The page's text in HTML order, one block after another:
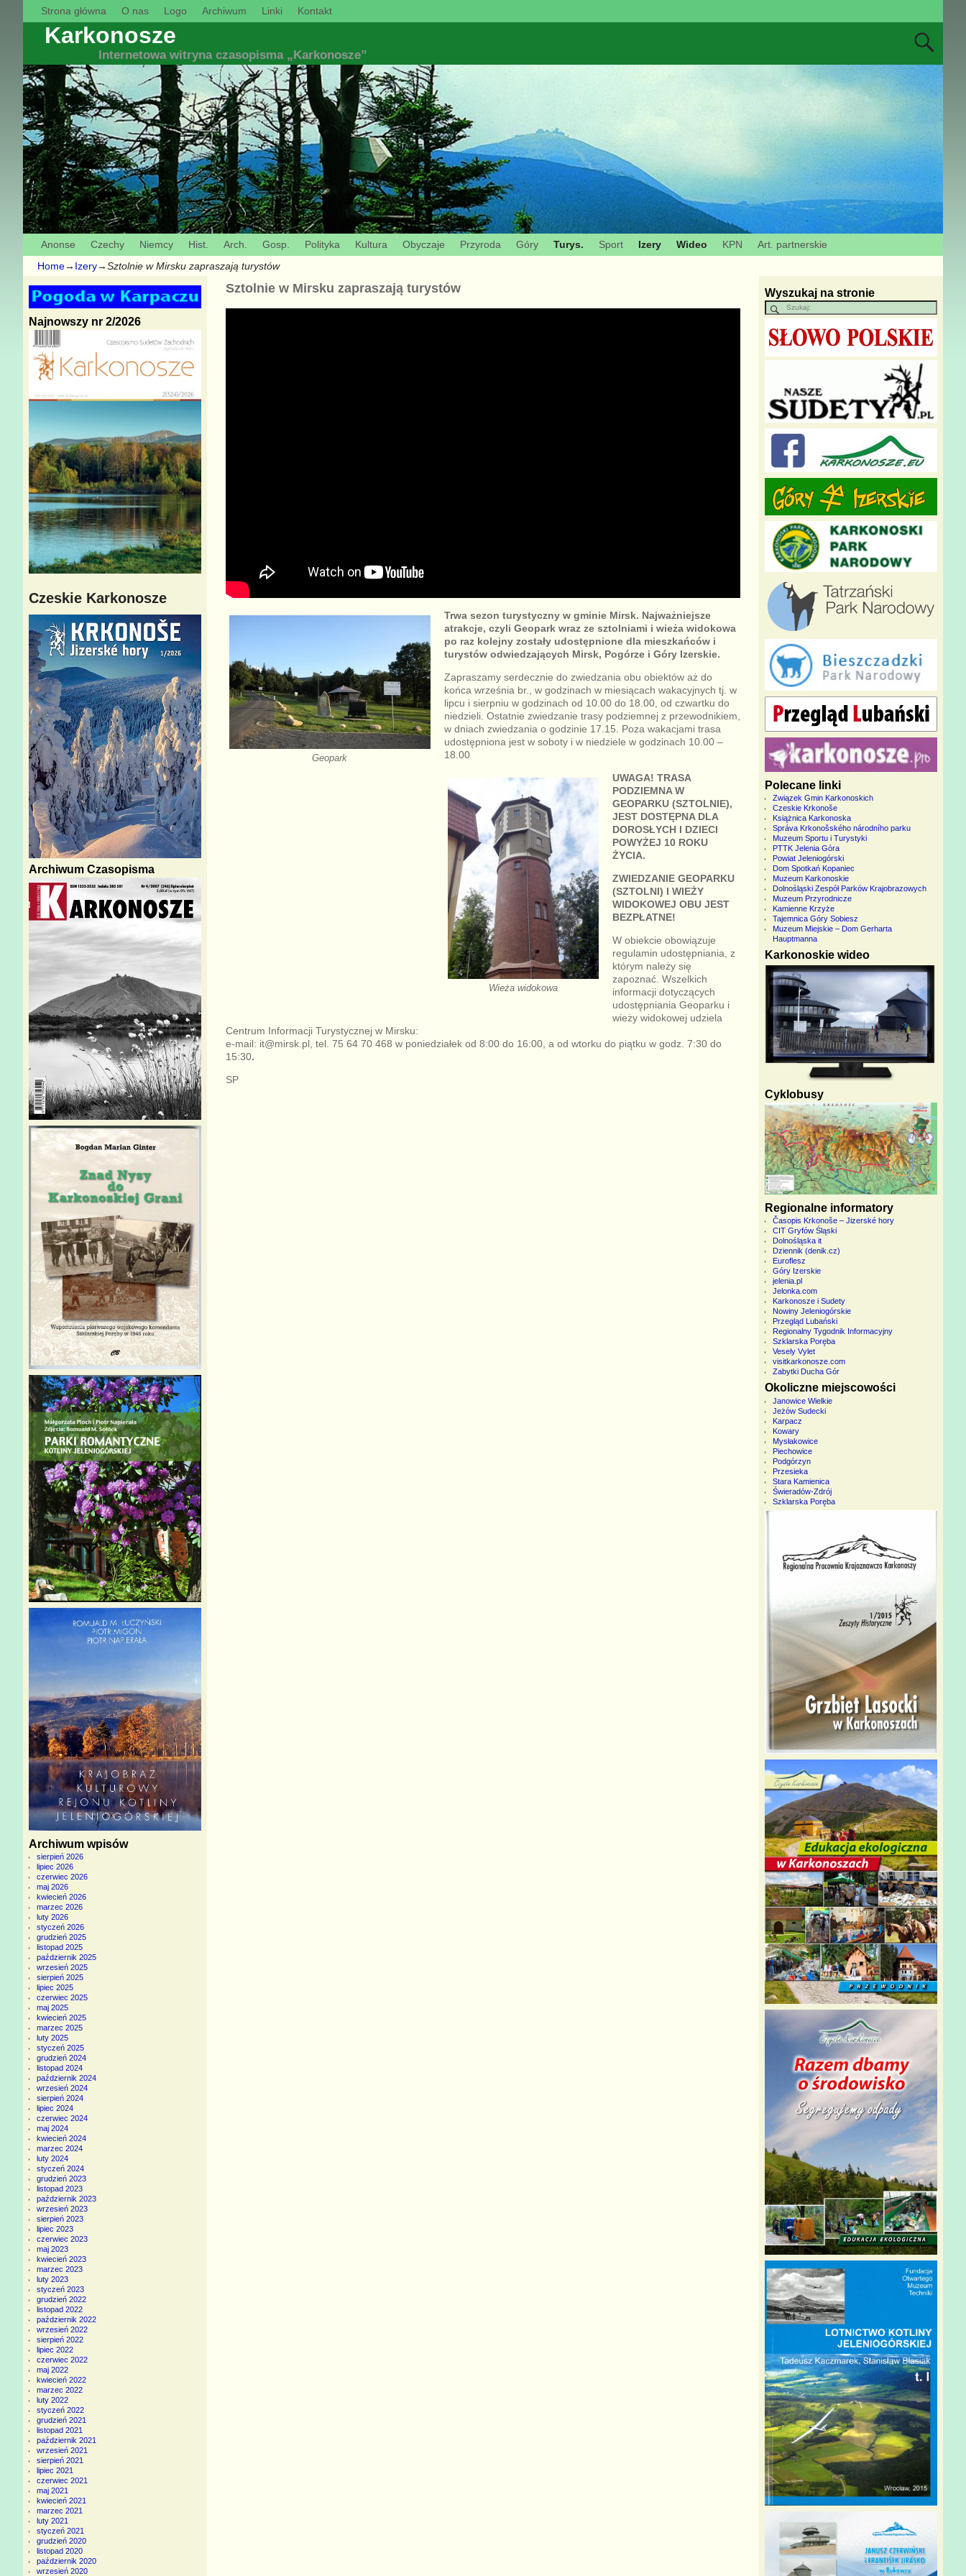
Strona główna O nas Logo Archiwum Linki Kontakt
Karkonosze
Internetowa witryna czasopisma „Karkonosze”
Anonse Czechy Niemcy Hist. Arch. Gosp. Polityka Kultura Obyczaje Przyroda Góry Turys. Sport Izery Wideo KPN
Art. partnerskie
Home→ Izery→Sztolnie w Mirsku zapraszają turystów
Sztolnie w Mirsku zapraszają turystów
Geopark
Trwa sezon turystyczny w gminie Mirsk. Najważniejsze
atrakcje, czyli Geopark wraz ze sztolniami i wieża widokowa
po raz kolejny zostały udostępnione dla mieszkańców i
turystów odwiedzających Mirsk, Pogórze i Góry Izerskie.
Zapraszamy serdecznie do zwiedzania obu obiektów aż do
końca września br., w godzinach w miesiącach wakacyjnych tj. w
lipcu i sierpniu w godzinach od 10.00 do 18.00, od czwartku do
niedzieli. Ostatnie zwiedzanie trasy podziemnej z przewodnikiem,
w dniach zwiedzania o godzinie 17.15. Poza wakacjami trasa
udostępniona jest w soboty i w niedziele w godzinach 10.00 –
18.00
Wieża widokowa
UWAGA! TRASA
PODZIEMNA W
GEOPARKU (SZTOLNIE),
JEST DOSTĘPNA DLA
DOROSŁYCH I DZIECI
POWYŻEJ 10 ROKU
ŻYCIA.
ZWIEDZANIE GEOPARKU
(SZTOLNI) I WIEŻY
WIDOKOWEJ OBU JEST
BEZPŁATNE!
W obiekcie obowiązuje
regulamin udostępniania, z
którym należy się
zapoznać. Wszelkich
informacji dotyczących
udostępniania Geoparku i
wieży widokowej udziela
Centrum Informacji Turystycznej w Mirsku:
e-mail: it@mirsk.pl, tel. 75 64 70 468 w poniedziałek od 8:00 do 16:00, a od wtorku do piątku w godz. 7:30 do
15:30.
SP
Najnowszy nr 2/2026
Czeskie Karkonosze
Archiwum Czasopisma
Archiwum wpisów
sierpień 2026
lipiec 2026
czerwiec 2026
maj 2026
kwiecień 2026
marzec 2026
luty 2026
styczeń 2026
grudzień 2025
listopad 2025
październik 2025
wrzesień 2025
sierpień 2025
lipiec 2025
czerwiec 2025
maj 2025
kwiecień 2025
marzec 2025
luty 2025
styczeń 2025
grudzień 2024
listopad 2024
październik 2024
wrzesień 2024
sierpień 2024
lipiec 2024
czerwiec 2024
maj 2024
kwiecień 2024
marzec 2024
luty 2024
styczeń 2024
grudzień 2023
listopad 2023
październik 2023
wrzesień 2023
sierpień 2023
lipiec 2023
czerwiec 2023
maj 2023
kwiecień 2023
marzec 2023
luty 2023
styczeń 2023
grudzień 2022
listopad 2022
październik 2022
wrzesień 2022
sierpień 2022
lipiec 2022
czerwiec 2022
maj 2022
kwiecień 2022
marzec 2022
luty 2022
styczeń 2022
grudzień 2021
listopad 2021
październik 2021
wrzesień 2021
sierpień 2021
lipiec 2021
czerwiec 2021
maj 2021
kwiecień 2021
marzec 2021
luty 2021
styczeń 2021
grudzień 2020
listopad 2020
październik 2020
wrzesień 2020
Wyszukaj na stronie
Polecane linki
Związek Gmin Karkonoskich
Czeskie Krkonoše
Książnica Karkonoska
Správa Krkonošského národního parku
Muzeum Sportu i Turystyki
PTTK Jelenia Góra
Powiat Jeleniogórski
Dom Spotkań Kopaniec
Muzeum Karkonoskie
Dolnośląski Zespół Parków Krajobrazowych
Muzeum Przyrodnicze
Kamienne Krzyże
Tajemnica Góry Sobiesz
Muzeum Miejskie – Dom Gerharta
Hauptmanna
Karkonoskie wideo
Cyklobusy
Regionalne informatory
Časopis Krkonoše – Jizerské hory
CIT Gryfów Śląski
Dolnośląska it
Dziennik (denik.cz)
Euroflesz
Góry Izerskie
jelenia.pl
Jelonka.com
Karkonosze i Sudety
Nowiny Jeleniogórskie
Przegląd Lubański
Regionalny Tygodnik Informacyjny
Szklarska Poręba
Vesely Vylet
visitkarkonosze.com
Zabytki Ducha Gór
Okoliczne miejscowości
Janowice Wielkie
Jeżów Sudecki
Karpacz
Kowary
Mysłakowice
Piechowice
Podgórzyn
Przesieka
Stara Kamienica
Świeradów-Zdrój
Szklarska Poręba